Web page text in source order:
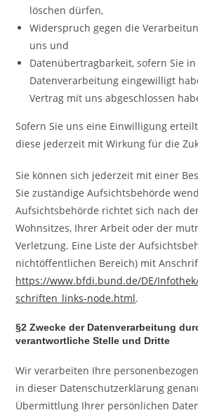
löschen dürfen,
Widerspruch gegen die
uns und
Datenübertragbarkeit, sofern Sie in
Datenverarbeitung eingewilligt
Vertrag mit uns abgeschlossen
Sofern Sie uns eine Einwilligung
diese jederzeit mit Wirkung für die
Sie können sich jederzeit mit einer
Sie zuständige Aufsichtsbehörde
Aufsichtsbehörde richtet sich nach
Wohnsitzes, Ihrer Arbeit oder der
Verletzung. Eine Liste der
nichtöffentlichen Bereich) mit
https://www.bfdi.bund.de/DE/
schriften_links-node.html.
§2 Zwecke der Datenverarbeitung
verantwortliche Stelle und Dritte
Wir verarbeiten Ihre
in dieser Datenschutzerklärung
Übermittlung Ihrer persönlichen